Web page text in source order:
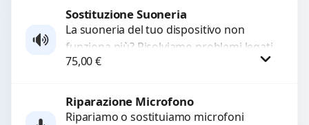
Procedi
Sostituzione Suoneria
La suoneria del tuo dispositivo non
funziona più? Risolviamo problemi legati
a moduli audio difettosi con interventi
75,00€
Procedi
Riparazione Microfono
Ripariamo o sostituiamo microfoni